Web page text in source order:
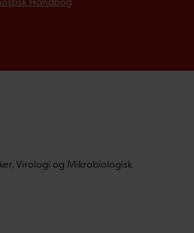
Virologi og Mikrobiologisk